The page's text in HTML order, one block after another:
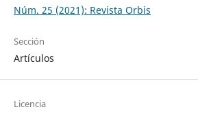
Núm. 25 (2021): Revista Orbis
Sección
Artículos
Licencia